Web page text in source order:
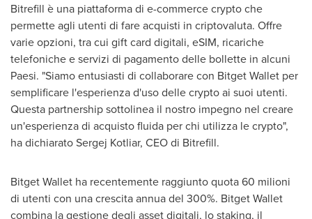
Bitrefill è una piattaforma di e-commerce crypto che
permette agli utenti di fare acquisti in criptovaluta. Offre
varie opzioni, tra cui gift card digitali, eSIM, ricariche
telefoniche e servizi di pagamento delle bollette in alcuni
Paesi. "Siamo entusiasti di collaborare con Bitget Wallet per
semplificare l'esperienza d'uso delle crypto ai suoi utenti.
Questa partnership sottolinea il nostro impegno nel creare
un'esperienza di acquisto fluida per chi utilizza le crypto",
ha dichiaratoSergej Kotliar, CEOdi Bitrefill.
Bitget Wallet ha recentemente raggiunto quota 60 milioni
di utenti con una crescita annua del 300%. Bitget Wallet
combina la gestione degli asset digitali, lo staking, il